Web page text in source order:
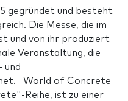
gegründet und besteht
Die Messe, die im
und von ihr produziert
Veranstaltung, die
und
World of Concrete
Reihe, ist zu einer